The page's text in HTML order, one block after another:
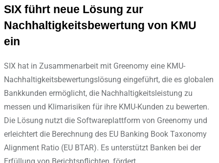
SIX führt neue Lösung zur
Nachhaltigkeitsbewertung von KMU
ein
SIX hat in Zusammenarbeit mit Greenomy eine KMU-
Nachhaltigkeitsbewertungslösung eingeführt, die es globalen
Bankkunden ermöglicht, die Nachhaltigkeitsleistung zu
messen und Klimarisiken für ihre KMU-Kunden zu bewerten.
Die Lösung nutzt die Softwareplattform von Greenomy und
erleichtert die Berechnung des EU Banking Book Taxonomy
Alignment Ratio (EU BTAR). Es unterstützt Banken bei der